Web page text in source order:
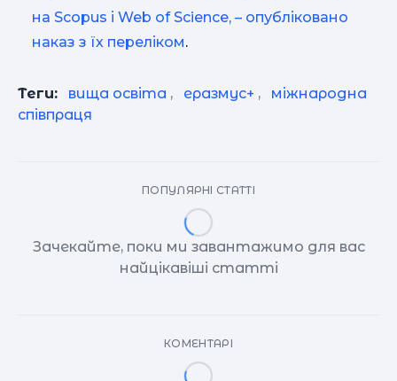
на Scopus і Web of Science, – опубліковано
наказ з їх переліком.
Теги: вища освіта , еразмус+ ,
міжнародна
співпраця
ПОПУЛЯРНІ СТАТТІ
Зачекайте, поки ми завантажимо для вас
найцікавіші статті
КОМЕНТАРІ